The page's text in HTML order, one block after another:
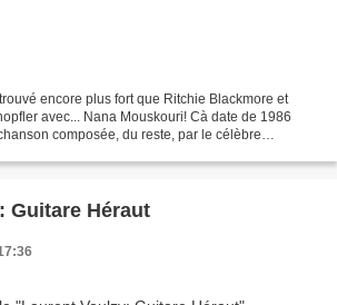
encore plus fort que Ritchie Blackmore et
avec... Nana Mouskouri! Cà date de 1986
composée, du reste, par le célèbre
Guitare Héraut